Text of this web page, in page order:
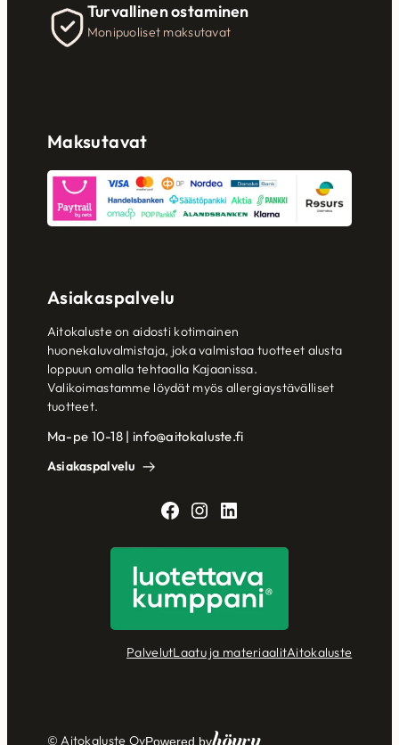
Turvallinen ostaminen
Monipuoliset maksutavat
Maksutavat
Asiakaspalvelu
Aitokaluste on aidosti kotimainen
huonekaluvalmistaja, joka valmistaa tuotteet alusta
loppuun omalla tehtaalla Kajaanissa.
Valikoimastamme löydät myös allergiaystävälliset
tuotteet.
Ma-pe 10-18 | info@aitokaluste.fi
Asiakaspalvelu
Facebook
Instagram
LinkedIn
PalvelutLaatu ja materiaalitAitokaluste
© Aitokaluste OyPowered by